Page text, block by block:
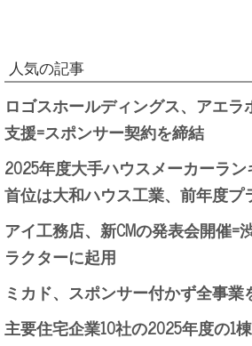
人気の記事
ロゴスホールディングス、アエ
支援=スポンサー契約を締結
2025年度大手ハウスメーカーラ
首位は大和ハウス工業、前年度
アイ工務店、新CMの発表会開催=
ラクターに起用
ミカド、スポンサー付かず全事業
主要住宅企業10社の2025年度の1